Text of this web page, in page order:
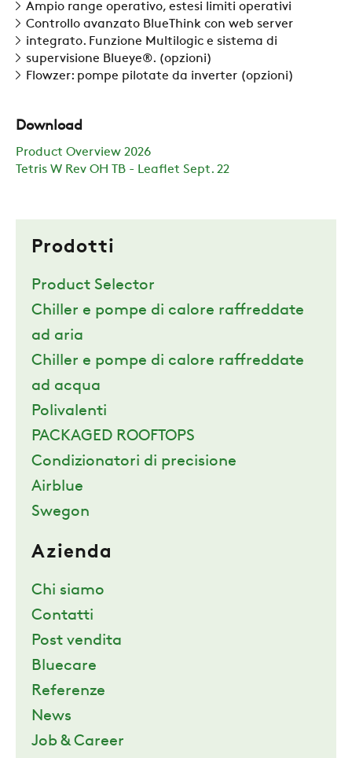
Ampio range operativo, estesi limiti operativi
Controllo avanzato BlueThink con web server
integrato. Funzione Multilogic e sistema di
supervisione Blueye®. (opzioni)
Flowzer: pompe pilotate da inverter (opzioni)
Download
Product Overview 2026
Tetris W Rev OH TB - Leaflet Sept. 22
Prodotti
Product Selector
Chiller e pompe di calore raffreddate
ad aria
Chiller e pompe di calore raffreddate
ad acqua
Polivalenti
PACKAGED ROOFTOPS
Condizionatori di precisione
Airblue
Swegon
Azienda
Chi siamo
Contatti
Post vendita
Bluecare
Referenze
News
Job & Career